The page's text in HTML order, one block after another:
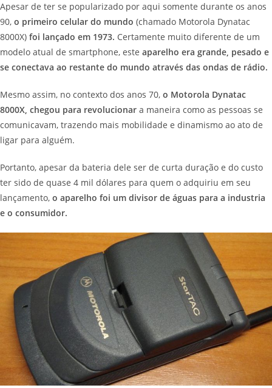
Apesar de ter se popularizado por aqui somente durante os anos
90, o primeiro celular do mundo (chamado Motorola Dynatac
8000X) foi lançado em 1973. Certamente muito diferente de um
modelo atual de smartphone, este aparelho era grande, pesado e
se conectava ao restante do mundo através das ondas de rádio.
Mesmo assim, no contexto dos anos 70, o Motorola Dynatac
8000X, chegou para revolucionar a maneira como as pessoas se
comunicavam, trazendo mais mobilidade e dinamismo ao ato de
ligar para alguém.
Portanto, apesar da bateria dele ser de curta duração e do custo
ter sido de quase 4 mil dólares para quem o adquiriu em seu
lançamento, o aparelho foi um divisor de águas para a industria
e o consumidor.